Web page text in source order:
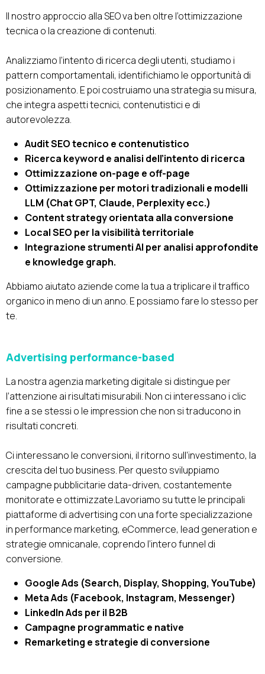
Il nostro approccio alla SEO va ben oltre l’ottimizzazione
tecnica o la creazione di contenuti.
Analizziamo l’intento di ricerca degli utenti, studiamo i
pattern comportamentali, identifichiamo le opportunità di
posizionamento. E poi costruiamo una strategia su misura,
che integra aspetti tecnici, contenutistici e di
autorevolezza.
Audit SEO tecnico e contenutistico
Ricerca keyword e analisi dell’intento di ricerca
Ottimizzazione on-page e off-page
Ottimizzazione per motori tradizionali e modelli
LLM (Chat GPT, Claude, Perplexity ecc.)
Content strategy orientata alla conversione
Local SEO per la visibilità territoriale
Integrazione strumenti AI per analisi approfondite
e knowledge graph.
Abbiamo aiutato aziende come la tua a triplicare il traffico
organico in meno di un anno. E possiamo fare lo stesso per
te.
Advertising performance-based
La nostra agenzia marketing digitale si distingue per
l’attenzione ai risultati misurabili. Non ci interessano i clic
fine a se stessi o le impression che non si traducono in
risultati concreti.
Ci interessano le conversioni, il ritorno sull’investimento, la
crescita del tuo business. Per questo sviluppiamo
campagne pubblicitarie data-driven, costantemente
monitorate e ottimizzate.Lavoriamo su tutte le principali
piattaforme di advertising con una forte specializzazione
in performance marketing, eCommerce, lead generation e
strategie omnicanale, coprendo l’intero funnel di
conversione.
Google Ads (Search, Display, Shopping, YouTube)
Meta Ads (Facebook, Instagram, Messenger)
LinkedIn Ads per il B2B
Campagne programmatic e native
Remarketing e strategie di conversione